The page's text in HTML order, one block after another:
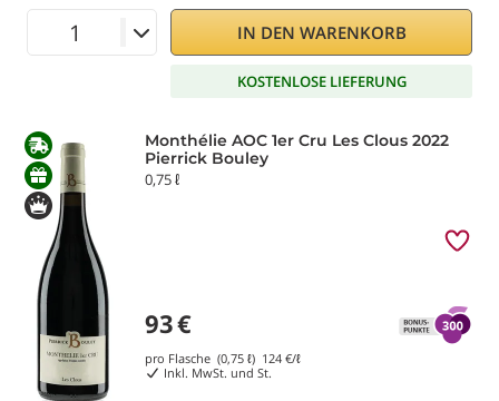
IN DEN WARENKORB
KOSTENLOSE LIEFERUNG
Monthélie AOC 1er Cru Les Clous 2022
Pierrick Bouley
0,75 ℓ
93€
pro Flasche (0,75 ℓ) 124 €/ℓ
Inkl. MwSt. und St.